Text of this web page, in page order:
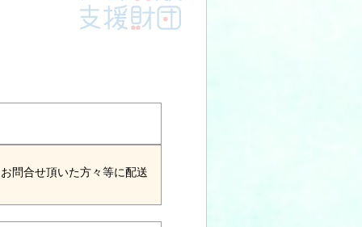
問合せ頂いた方々等に配送